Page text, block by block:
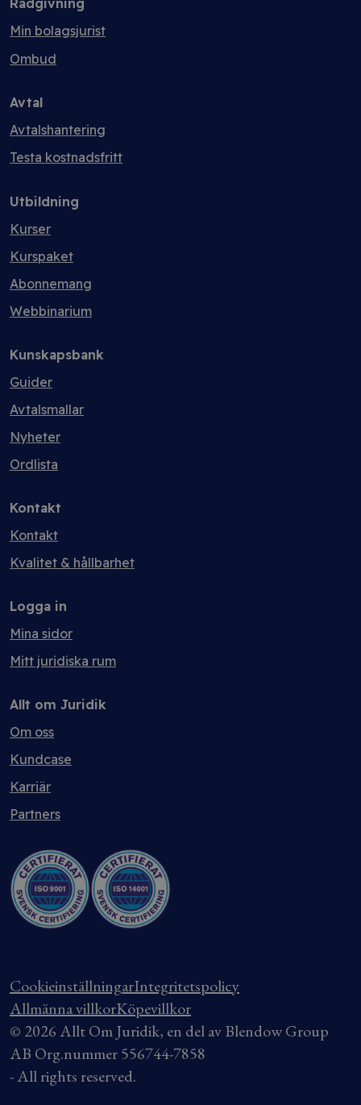
Rådgivning
Min bolagsjurist
Ombud
Avtal
Avtalshantering
Testa kostnadsfritt
Utbildning
Kurser
Kurspaket
Abonnemang
Webbinarium
Kunskapsbank
Guider
Avtalsmallar
Nyheter
Ordlista
Kontakt
Kontakt
Kvalitet & hållbarhet
Logga in
Mina sidor
Mitt juridiska rum
Allt om Juridik
Om oss
Kundcase
Karriär
Partners
CookieinställningarIntegritetspolicy
Allmänna villkorKöpevillkor
© 2026 Allt Om Juridik, en del av Blendow Group
AB Org.nummer 556744-7858
- All rights reserved.